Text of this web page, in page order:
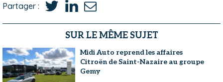
Partager :
SUR LE MÊME SUJET
Midi Auto reprend les affaires
Citroën de Saint-Nazaire au groupe
Gemy